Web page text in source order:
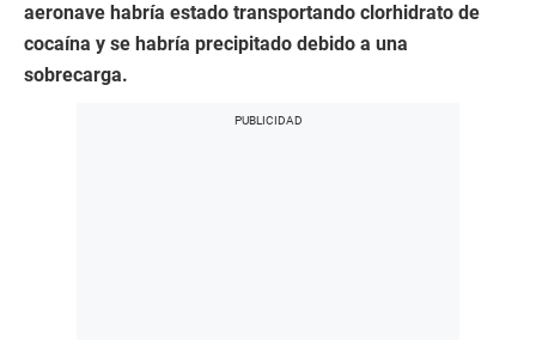
aeronave habría estado transportando clorhidrato de
cocaína y se habría precipitado debido a una
sobrecarga.